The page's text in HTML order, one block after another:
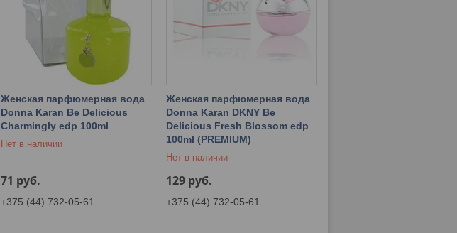
Женская парфюмерная вода
Donna Karan Be Delicious
Charmingly edp 100ml
Нет в наличии
71 руб.
+375 (44) 732-05-61
Женская парфюмерная вода
Donna Karan DKNY Be
Delicious Fresh Blossom edp
100ml (PREMIUM)
Нет в наличии
129 руб.
+375 (44) 732-05-61